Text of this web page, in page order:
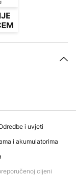
i uvjeti
i akumulatorima
cijeni